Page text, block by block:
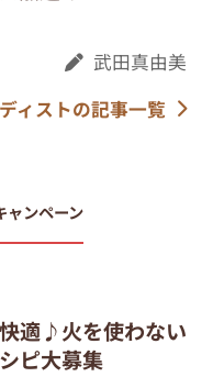
武田真由美
ィストの記事一覧
ャンペーン
適♪火を使わない
ピ大募集